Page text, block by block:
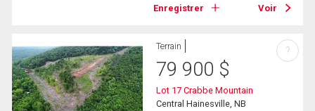
Enregistrer Voir
Terrain
79 900 $
Lot 17 Crabbe Mountain
Central Hainesville, NB
?